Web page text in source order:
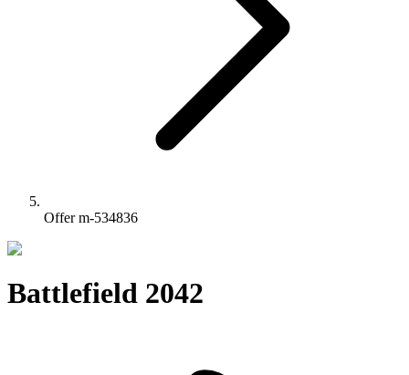
Offer m-534836
Battlefield 2042